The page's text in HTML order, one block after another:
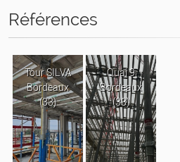
Références
Tour SILVA
Bordeaux
(33)
Quai 9
Bordeaux
(33)